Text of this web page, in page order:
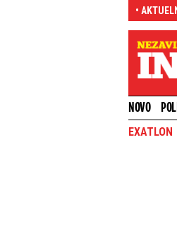
•
droga" stigla do Srbije? Predrogirani
NOVO
EXATLON